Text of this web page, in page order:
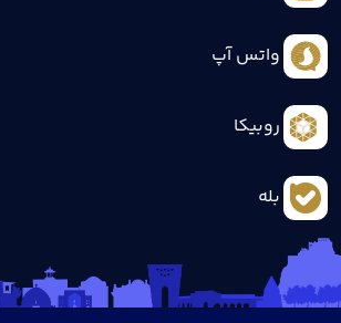
واتس آپ
روبیکا
بله